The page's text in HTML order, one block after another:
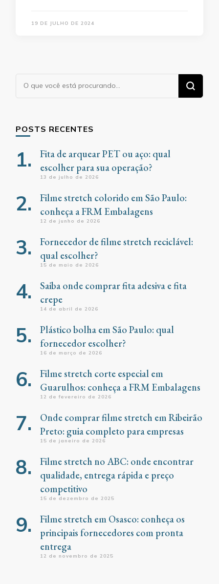
19 DE JULHO DE 2024
Procurando
algo?
POSTS RECENTES
Fita de arquear PET ou aço: qual
escolher para sua operação?
13 de julho de 2026
Filme stretch colorido em São Paulo:
conheça a FRM Embalagens
12 de junho de 2026
Fornecedor de filme stretch reciclável:
qual escolher?
15 de maio de 2026
Saiba onde comprar fita adesiva e fita
crepe
14 de abril de 2026
Plástico bolha em São Paulo: qual
fornecedor escolher?
16 de março de 2026
Filme stretch corte especial em
Guarulhos: conheça a FRM Embalagens
12 de fevereiro de 2026
Onde comprar filme stretch em Ribeirão
Preto: guia completo para empresas
15 de janeiro de 2026
Filme stretch no ABC: onde encontrar
qualidade, entrega rápida e preço
competitivo
15 de dezembro de 2025
Filme stretch em Osasco: conheça os
principais fornecedores com pronta
entrega
12 de novembro de 2025